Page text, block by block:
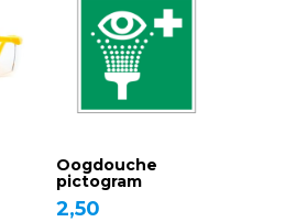
Oogdouche
pictogram
2,50